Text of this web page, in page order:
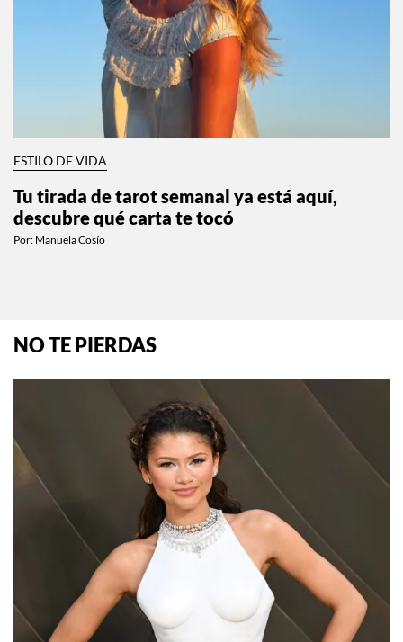
ESTILO DE VIDA
Tu tirada de tarot semanal ya está aquí,
descubre qué carta te tocó
Por: Manuela Cosío
NO TE PIERDAS